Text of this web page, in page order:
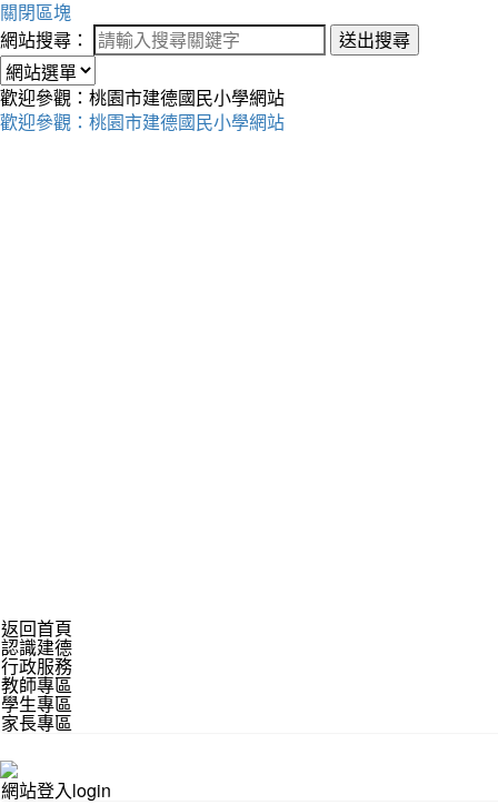
關閉區塊
網站搜尋：
送出搜尋
歡迎參觀：桃園市建德國民小學網站
歡迎參觀：桃園市建德國民小學網站
返回首頁
認識建德
行政服務
教師專區
學生專區
家長專區
網站登入login